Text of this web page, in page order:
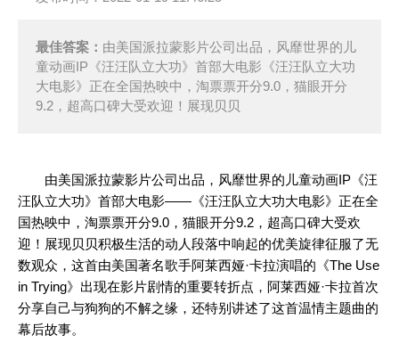
最佳答案： 由美国派拉蒙影片公司出品，风靡世界的儿
童动画IP《汪汪队立大功》首部大电影《汪汪队立大功
大电影》正在全国热映中，淘票票开分9.0，猫眼开分
9.2，超高口碑大受欢迎！展现贝贝
由美国派拉蒙影片公司出品，风靡世界的儿童动画IP《汪
汪队立大功》首部大电影——《汪汪队立大功大电影》正在全
国热映中，淘票票开分9.0，猫眼开分9.2，超高口碑大受欢
迎！展现贝贝积极生活的动人段落中响起的优美旋律征服了无
数观众，这首由美国著名歌手阿莱西娅·卡拉演唱的《The Use
in Trying》出现在影片剧情的重要转折点，阿莱西娅·卡拉首次
分享自己与狗狗的不解之缘，还特别讲述了这首温情主题曲的
幕后故事。